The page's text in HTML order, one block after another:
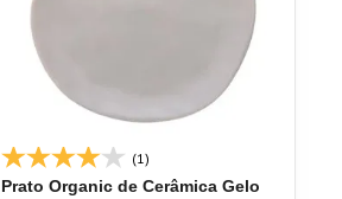
(1)
Prato Organic de Cerâmica Gelo